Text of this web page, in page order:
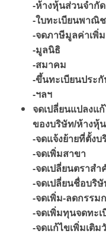
-ห้างหุ้นส่วนจำกัด
-ใบทะเบียนพาณิ
-จดภาษีมูลค่าเพิ่ม
-มูลนิธิ
-สมาคม
-ขึ้นทะเบียนประ
-ฯลฯ
จดเปลี่ยนแปลงแ
ของบริษัท/ห้างหุ้
-จดแจ้งย้ายที่ตั้งบ
-จดเพิ่มสาขา
-จดเปลี่ยนตราส
-จดเปลี่ยนชื่อบริ
-จดเพิ่ม-ลดกรรม
-จดเพิ่มทุนจดทะ
-จดแก้ไขเพิ่มเติม